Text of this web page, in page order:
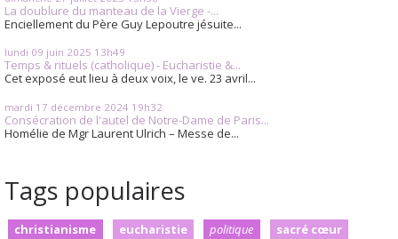
La doublure du manteau de la Vierge -...
Enciellement du Père Guy Lepoutre jésuite...
lundi 09 juin 2025 13h49
Temps & rituels (catholique) - Eucharistie &...
Cet exposé eut lieu à deux voix, le ve. 23 avril...
mardi 17 décembre 2024 19h32
Consécration de l'autel de Notre-Dame de Paris...
Homélie de Mgr Laurent Ulrich – Messe de...
Tags populaires
christianisme eucharistie politique
sacré cœur